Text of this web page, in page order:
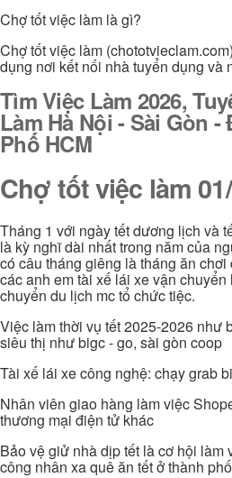
Chợ tốt việc làm là gì?
Chợ tốt việc làm
dụng nơi kết nối nhà tuyển dụng và
Tìm Việc Làm 2026,
Làm Hà Nội - Sài Gòn -
Phố HCM
Chợ tốt việc làm
Tháng 1 với ngày tết dương lịch và
là kỳ nghĩ dài nhất trong năm của
có câu tháng giêng là tháng ăn
các anh em tài xế lái xe vận
chuyển du lịch mc tổ chức tiệc.
Việc làm thời vụ tết 2025-2026 như
siêu thị như bigc - go, sài gòn coop
Tài xế lái xe công nghệ: chạy grab
Nhân viên giao hàng làm việc
thương mại điện tử khác
Bảo vệ giử nhà dịp tết là cơ hội làm
công nhân xa quê ăn tết ở thành